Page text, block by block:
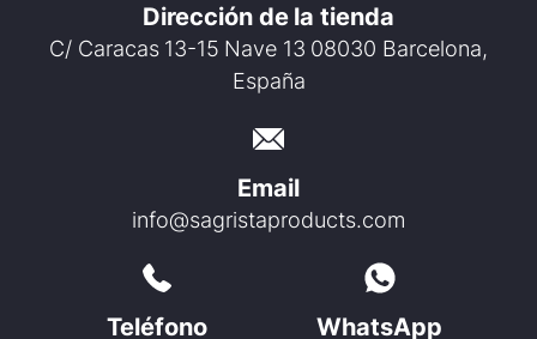
Dirección de la tienda
C/ Caracas 13-15 Nave 13 08030 Barcelona,
España
Email
info@sagristaproducts.com
Teléfono WhatsApp